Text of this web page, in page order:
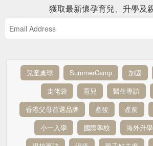
獲取最新懷孕育兒、升學及
兒童桌球 SummerCamp 加固
走佬袋
育兒 醫生專訪
香港父母首選品牌
產後 產前
小一入學
國際學校 海外升學